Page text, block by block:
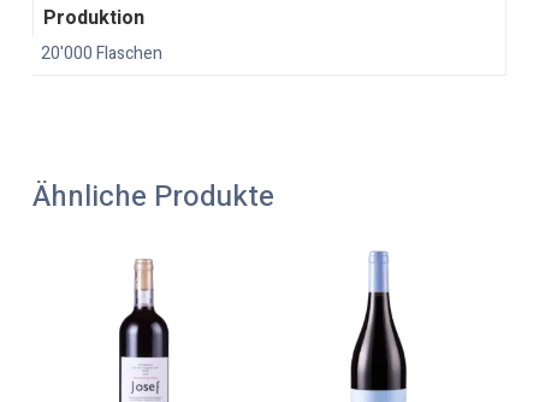
Produktion
20'000 Flaschen
Ähnliche Produkte